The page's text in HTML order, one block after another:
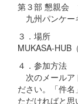
第３部 懇親会
九州パンケー
３．場所
MUKASA-HUB
４．参加方法
次のメールア
ださい。「件
ただければと思